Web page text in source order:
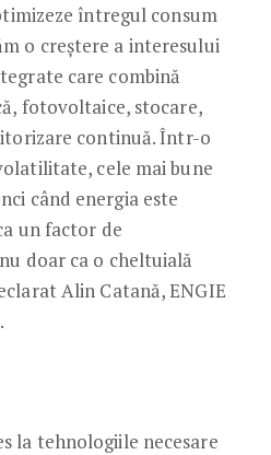
întregul consum
o creștere a interesului
care combină
fotovoltaice, stocare,
continuă. Într-o
cele mai bune
când energia este
un factor de
doar ca o cheltuială
Alin Catană, ENGIE
la tehnologiile necesare